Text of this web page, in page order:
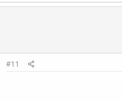
#11